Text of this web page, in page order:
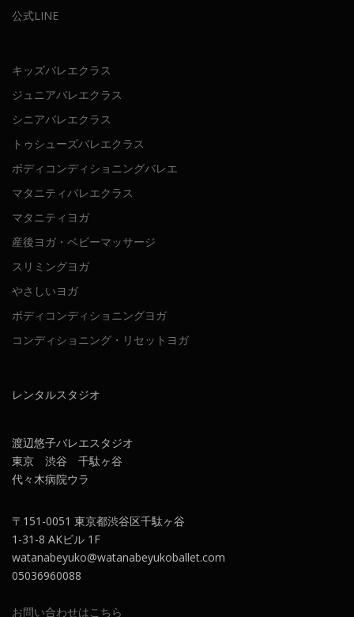
公式LINE
キッズバレエクラス
ジュニアバレエクラス
シニアバレエクラス
トゥシューズバレエクラス
ボディコンディショニングバレエ
マタニティバレエクラス
マタニティヨガ
産後ヨガ・ベビーマッサージ
スリミングヨガ
やさしいヨガ
ボディコンディショニングヨガ
コンディショニング・リセットヨガ
レンタルスタジオ
渡辺悠子バレエスタジオ
東京 渋谷 千駄ヶ谷
代々木病院ウラ
〒151-0051 東京都渋谷区千駄ヶ谷
1-31-8 AKビル 1F
watanabeyuko@watanabeyukoballet.com
05036960088
お問い合わせはこちら